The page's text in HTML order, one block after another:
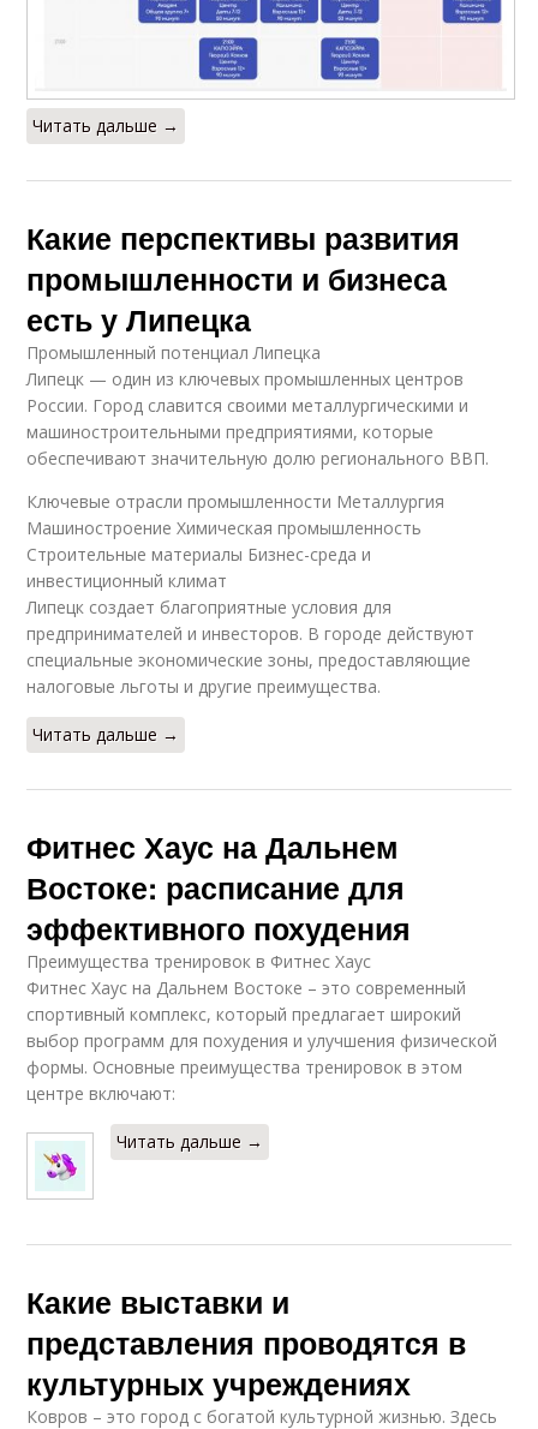
Читать дальше →
Какие перспективы развития
промышленности и бизнеса
есть у Липецка
Промышленный потенциал Липецка
Липецк — один из ключевых промышленных центров
России. Город славится своими металлургическими и
машиностроительными предприятиями, которые
обеспечивают значительную долю регионального ВВП.
Ключевые отрасли промышленности Металлургия
Машиностроение Химическая промышленность
Строительные материалы Бизнес-среда и
инвестиционный климат
Липецк создает благоприятные условия для
предпринимателей и инвесторов. В городе действуют
специальные экономические зоны, предоставляющие
налоговые льготы и другие преимущества.
Читать дальше →
Фитнес Хаус на Дальнем
Востоке: расписание для
эффективного похудения
Преимущества тренировок в Фитнес Хаус
Фитнес Хаус на Дальнем Востоке – это современный
спортивный комплекс, который предлагает широкий
выбор программ для похудения и улучшения физической
формы. Основные преимущества тренировок в этом
центре включают:
Читать дальше →
Какие выставки и
представления проводятся в
культурных учреждениях
Ковров – это город с богатой культурной жизнью. Здесь